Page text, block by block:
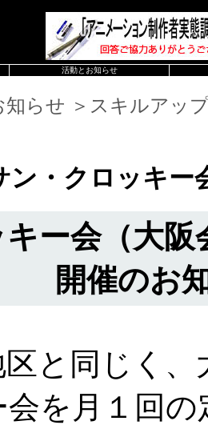
活動とお知らせ
知らせ ＞スキルアッ
ン・クロッキー
キー会（大
開催のお
と同じく、
会を月１回